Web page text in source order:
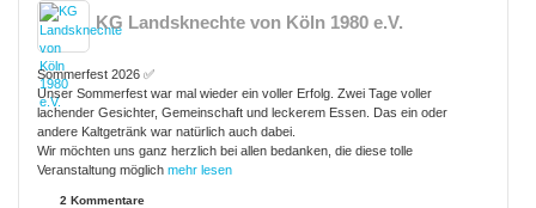
KG Landsknechte von Köln 1980 e.V.
Sommerfest 2026 ✅
Unser Sommerfest war mal wieder ein voller Erfolg. Zwei Tage voller
lachender Gesichter, Gemeinschaft und leckerem Essen. Das ein oder
andere Kaltgetränk war natürlich auch dabei.
Wir möchten uns ganz herzlich bei allen bedanken, die diese tolle
Veranstaltung möglich mehr lesen
2 Kommentare